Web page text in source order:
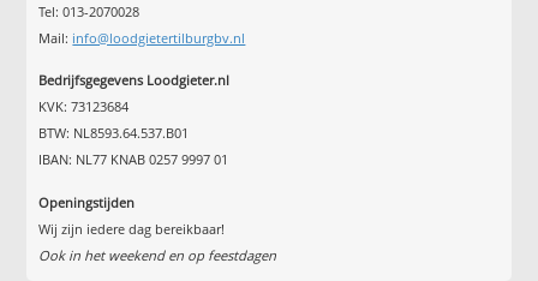
Tel: 013-2070028
Mail: info@loodgietertilburgbv.nl
Bedrijfsgegevens Loodgieter.nl
KVK: 73123684
BTW: NL8593.64.537.B01
IBAN: NL77 KNAB 0257 9997 01
Openingstijden
Wij zijn iedere dag bereikbaar!
Ook in het weekend en op feestdagen